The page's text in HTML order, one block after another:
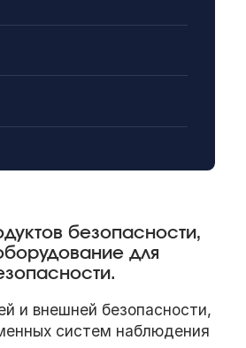
безопасности,
для
и внешней безопасности,
систем наблюдения